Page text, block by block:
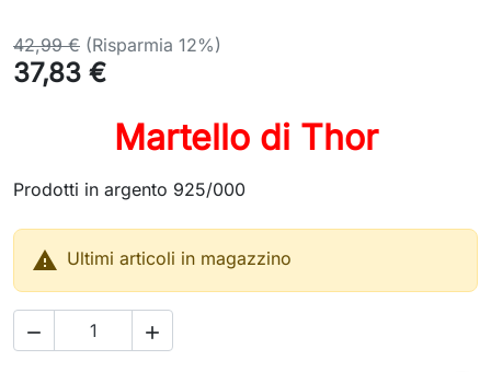
42,99 € (Risparmia 12%)
37,83 €
Martello di Thor
Prodotti in argento 925/000
 Ultimi articoli in magazzino
 